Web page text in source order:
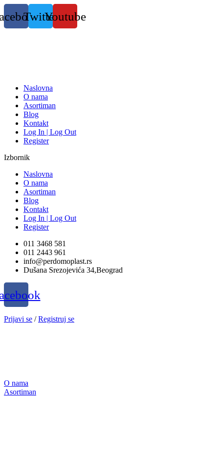
Skočite
na
sadržaj
TwitterYoutube
Naslovna
O nama
Asortiman
Blog
Kontakt
Log In | Log Out
Register
Izbornik
Naslovna
O nama
Asortiman
Blog
Kontakt
Log In | Log Out
Register
011 3468 581
011 2443 961
info@perdomoplast.rs
Dušana Srezojevića 34,Beograd
Prijavi se /Registruj se
O nama
Asortiman